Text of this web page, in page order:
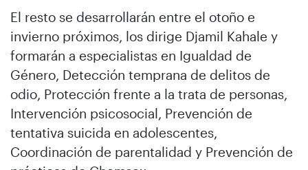
El resto se desarrollarán entre el otoño e
invierno próximos, los dirige Djamil Kahale y
formarán a especialistas en Igualdad de
Género, Detección temprana de delitos de
odio, Protección frente a la trata de personas,
Intervención psicosocial, Prevención de
tentativa suicida en adolescentes,
Coordinación de parentalidad y Prevención de